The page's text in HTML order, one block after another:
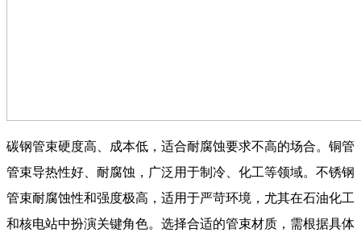
碳钢管束硬度高、成本低，适合耐腐蚀要求不高的场合。铜管
管束导热性好、耐腐蚀，广泛用于制冷、化工等领域。不锈钢
管束耐腐蚀性和强度极高，适用于严苛环境，尤其在石油化工
和核电站中扮演关键角色。选择合适的管束材质，需根据具体